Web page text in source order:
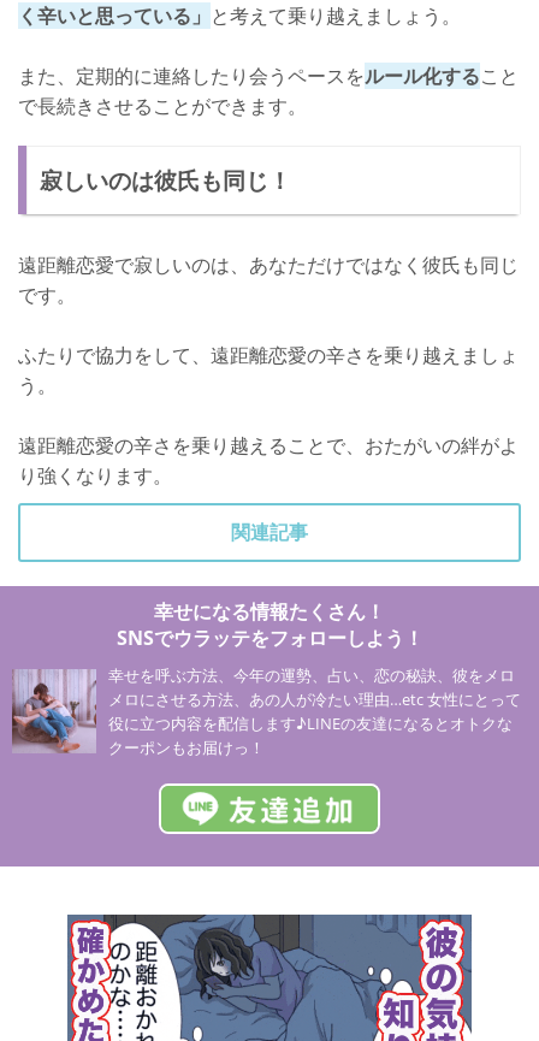
く辛いと思っている」 と考えて乗り越えましょう。
また、定期的に連絡したり会うペースをルール化すること
で長続きさせることができます。
寂しいのは彼氏も同じ！
遠距離恋愛で寂しいのは、あなただけではなく彼氏も同じ
です。
ふたりで協力をして、遠距離恋愛の辛さを乗り越えましょ
う。
遠距離恋愛の辛さを乗り越えることで、おたがいの絆がよ
り強くなります。
関連記事
幸せになる情報たくさん！
SNSでウラッテをフォローしよう！
幸せを呼ぶ方法、今年の運勢、占い、恋の秘訣、彼をメロ
メロにさせる方法、あの人が冷たい理由…etc 女性にとって
役に立つ内容を配信します♪LINEの友達になるとオトクな
クーポンもお届けっ！